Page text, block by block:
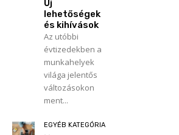
Új
lehetőségek
és kihívások
Az utóbbi
évtizedekben a
munkahelyek
világa jelentős
változásokon
ment...
EGYÉB KATEGÓRIA